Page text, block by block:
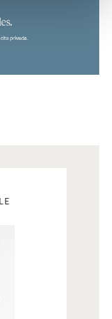
para el día
Boulevard, uno de
de 150 tiendas,
a tan solo
golf, algunos de
muy cerca,